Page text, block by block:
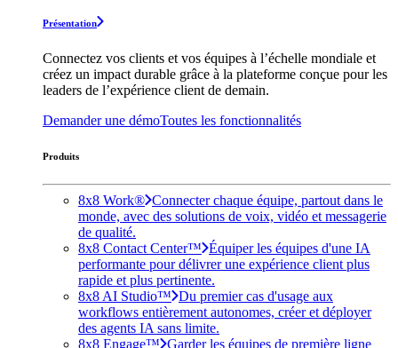
Présentation
Connectez vos clients et vos équipes à l’échelle mondiale et
créez un impact durable grâce à la plateforme conçue pour les
leaders de l’expérience client de demain.
Demander une démoToutes les fonctionnalités
Produits
8x8 Work® Connecter chaque équipe, partout dans le
monde, avec des solutions de voix, vidéo et messagerie
de qualité.
8x8 Contact Center™ Équiper les équipes d'une IA
performante pour délivrer une expérience client plus
rapide et plus pertinente.
8x8 AI Studio™ Du premier cas d'usage aux
workflows entièrement autonomes, créer et déployer
des agents IA sans limite.
8x8 Engage™ Garder les équipes de première ligne